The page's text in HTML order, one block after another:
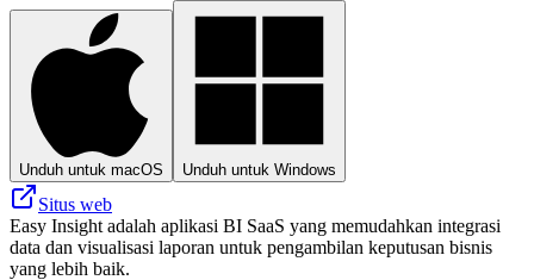
Unduh untuk macOS Unduh untuk Windows
Situs web
Easy Insight adalah aplikasi BI SaaS yang memudahkan integrasi
data dan visualisasi laporan untuk pengambilan keputusan bisnis
yang lebih baik.